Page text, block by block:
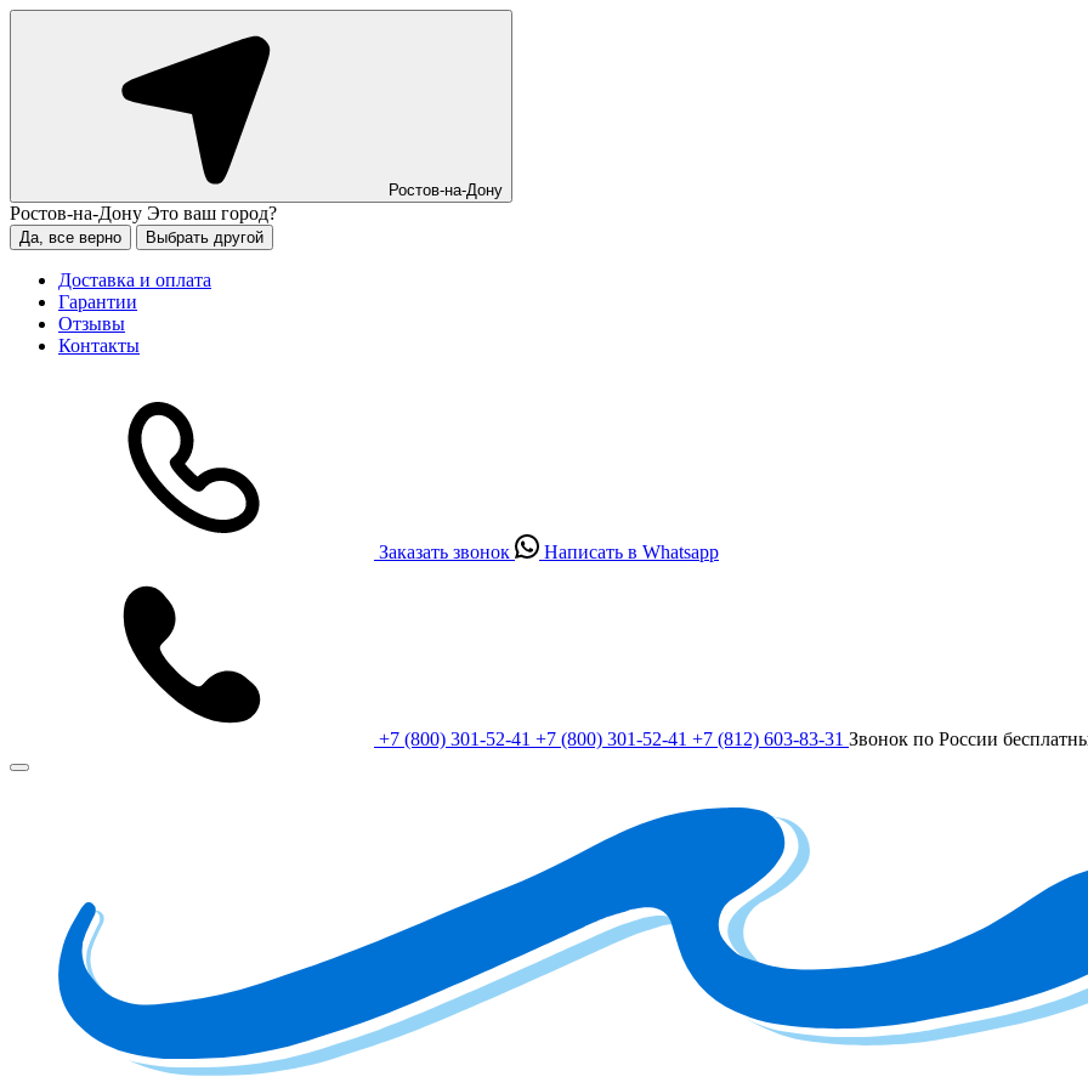
Ростов-на-Дону
Ростов-на-Дону Это ваш город?
Да, все верно Выбрать другой
Доставка и оплата
Гарантии
Отзывы
Контакты
Заказать звонок Написать в Whatsapp
+7 (800) 301-52-41 +7 (800) 301-52-41 +7 (812) 603-83-31 Звонок по России